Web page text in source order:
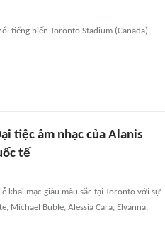
tiếng biến Toronto Stadium (Canada)
tiệc âm nhạc của Alanis
tế
khai mạc giàu màu sắc tại Toronto với sự
Michael Buble, Alessia Cara, Elyanna,